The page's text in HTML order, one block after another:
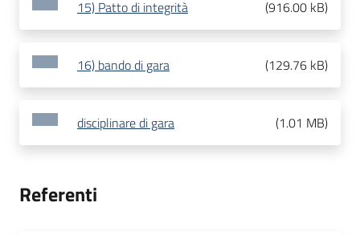
15) Patto di integrità (916.00 kB)
16) bando di gara (129.76 kB)
disciplinare di gara (1.01 MB)
Referenti